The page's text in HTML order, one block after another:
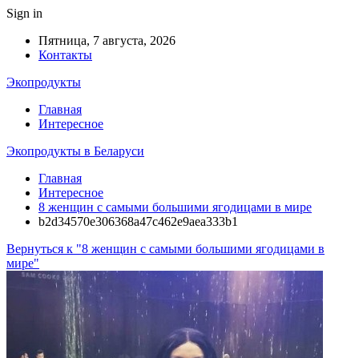
Sign in
Пятница, 7 августа, 2026
Контакты
Экопродукты
Главная
Интересное
Экопродукты в Беларуси
Главная
Интересное
8 женщин с самыми большими ягодицами в мире
b2d34570e306368a47c462e9aea333b1
Вернуться к "8 женщин с самыми большими ягодицами в
мире"